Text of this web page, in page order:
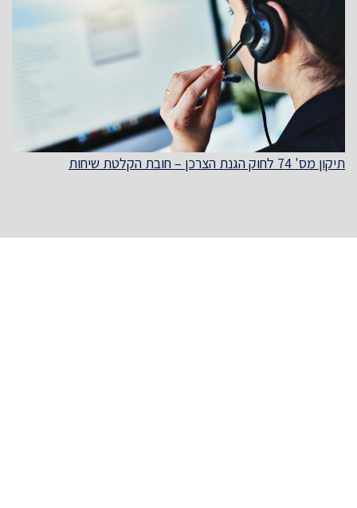
תיקון מס' 74 לחוק הגנת הצרכן – חובת הקלטת שיחות